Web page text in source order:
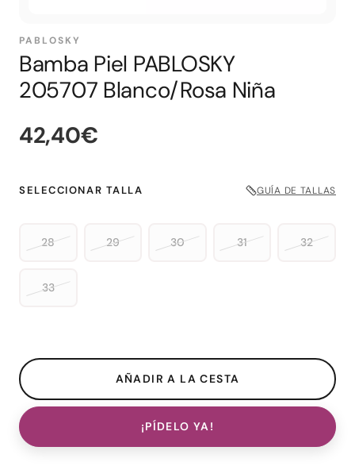
PABLOSKY
Bamba Piel PABLOSKY
205707 Blanco/Rosa Niña
42,40€
SELECCIONAR TALLA GUÍA DE TALLAS
28 29 30 31 32
33
¡PÍDELO YA!